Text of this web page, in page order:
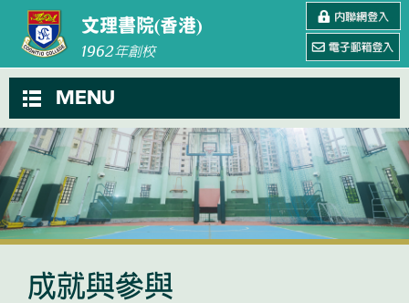
文理書院(香港)
1962年創校
MENU
成就與參與